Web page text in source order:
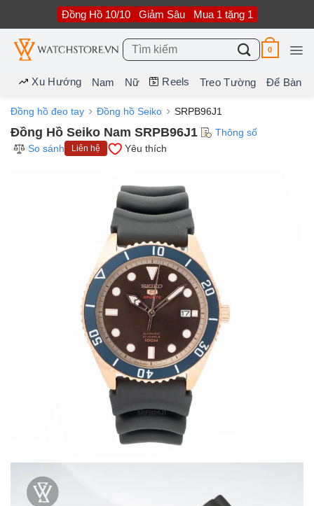
nội
dung
Đồng Hồ 10/10 Giảm Sâu Mua 1 tặng 1
Tìm
kiếm:
0
Xu Hướng Nam Nữ Reels Treo Tường Để Bàn
Đồng hồ đeo tay Đồng hồ Seiko SRPB96J1
Đồng Hồ Seiko Nam SRPB96J1
Thông số
So sánh
Liên hệ Yêu thích